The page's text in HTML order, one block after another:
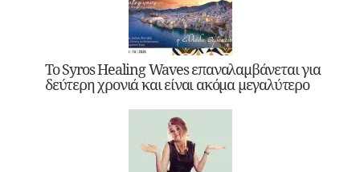
Το Syros Healing Waves επαναλαμβάνεται για
δεύτερη χρονιά και είναι ακόμα μεγαλύτερο